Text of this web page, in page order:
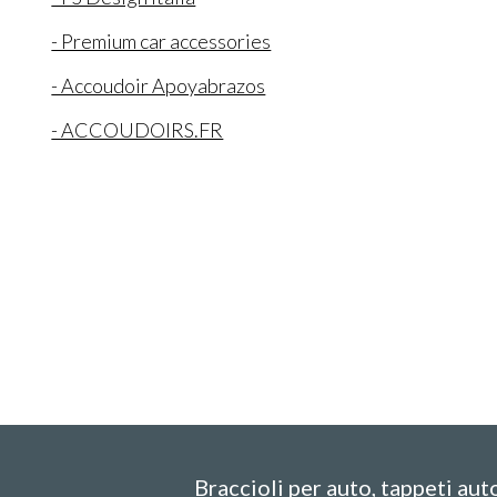
- Premium car accessories
- Accoudoir Apoyabrazos
- ACCOUDOIRS.FR
Braccioli per auto, tappeti